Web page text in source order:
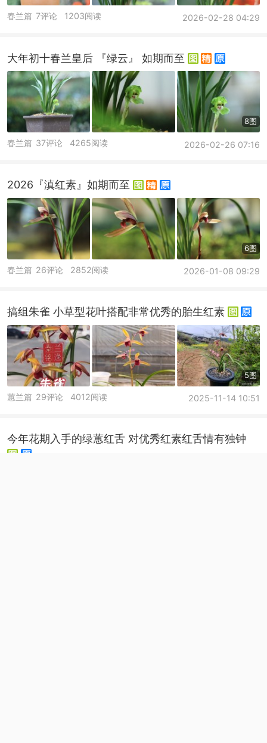
春兰篇 2026-02-28 04:29
7评论 1203阅读
大年初十春兰皇后 『绿云』 如期而至
8图
春兰篇 2026-02-26 07:16
37评论 4265阅读
2026『滇红素』如期而至
6图
春兰篇 2026-01-08 09:29
26评论 2852阅读
搞组朱雀 小草型花叶搭配非常优秀的胎生红素
5图
蕙兰篇 2025-11-14 10:51
29评论 4012阅读
今年花期入手的绿蕙红舌 对优秀红素红舌情有独钟